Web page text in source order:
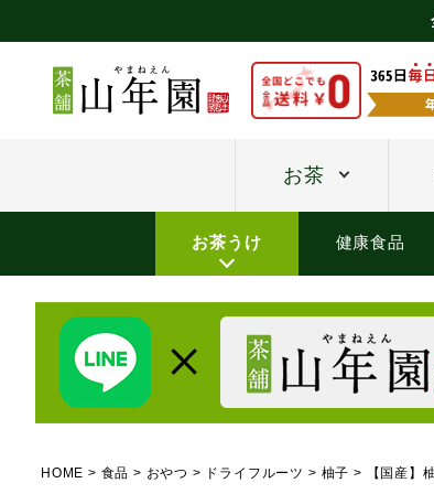
お茶
お茶うけ 健康食品
HOME 食品 おやつ ドライフルーツ 柚子 【国産】